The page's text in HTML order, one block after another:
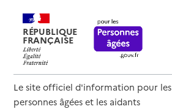
RÉPUBLIQUE
FRANÇAISE
Le site officiel d'information pour les
personnes âgées et les aidants